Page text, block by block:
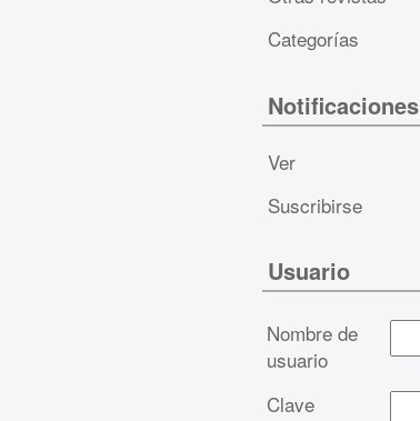
Categorías
Notificaciones
Ver
Suscribirse
Usuario
Nombre de
usuario
Clave